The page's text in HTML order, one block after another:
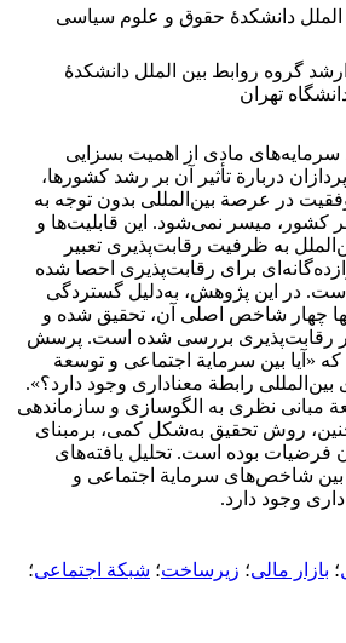
الملل دانشکدۀ حقوق و علوم سیاسی
گروه روابط بین الملل دانشکدۀ
تهران
سرمایه‌های مادی از اهمیت بسزایی
دربارة تأثیر آن بر رشد کشورها،
در عرصة بین‌المللی بدون توجه به
کشور، میسر نمی‌شود. این قابلیت‌ها و
به ظرفیت رقابت‌پذیری تعبیر
برای رقابت‌پذیری احصا شده
است. در این پژوهش، به‌دلیل گستردگی
چهار شاخص اصلی آن، تحقیق شده و
بر رقابت‌پذیری بررسی شده است. پرسش
«آیا بین سرمایة اجتماعی و توسعة
رابطة معناداری وجود دارد؟».
مبانی نظری به الگوسازی و سازماندهی
روش تحقیق به‌شکل کمی، برمبنای
بوده است. تحلیل یافته‌های
شاخص‌های سرمایة اجتماعی و
وجود دارد.
؛ بازار مالی؛ زیرساخت؛ شبکة اجتماعی؛